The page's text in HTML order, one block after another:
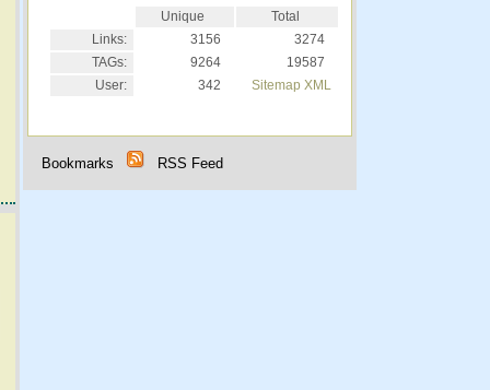
Unique
Total
Links:
3156
3274
TAGs:
9264
19587
User:
342 Sitemap XML
Bookmarks RSS Feed